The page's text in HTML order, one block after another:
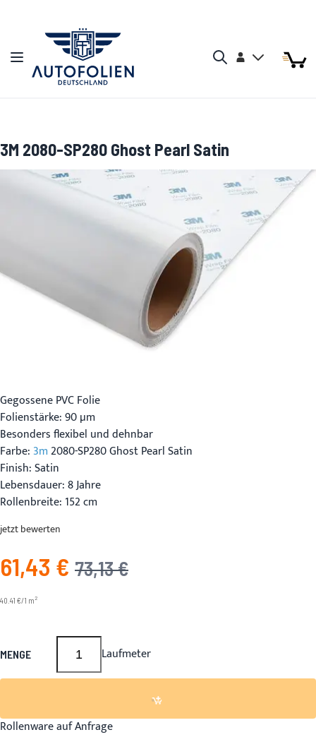
Navigation umschalten Konto Mein
Gegossene PVC Folie
Folienstärke: 90 µm
Besonders flexibel und dehnbar
Farbe:3m2080-SP280 Ghost Pearl Satin
Finish: Satin
Lebensdauer: 8 Jahre
Rollenbreite: 152 cm
3M 2080-SP280 Ghost Pearl Satin
jetzt bewerten
Angebotspreis
61,43 € UVP
73,13 €
40.41 €/1 m2
MENGE Laufmeter
Rollenware auf Anfrage